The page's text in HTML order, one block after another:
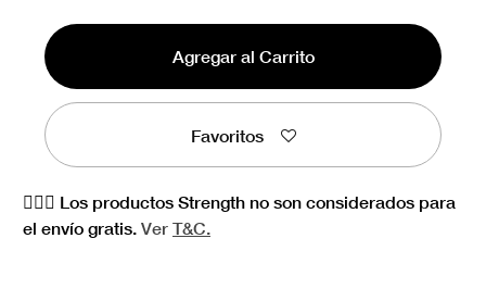
Agregar al Carrito
Favoritos
🏋🏻‍♀️ Los productos Strength no son considerados para
el envío gratis. Ver T&C.